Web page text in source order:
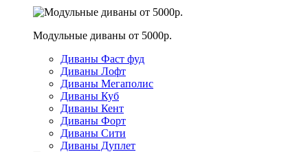
Модульные диваны от 5000р.
Диваны Фаст фуд
Диваны Лофт
Диваны Мегаполис
Диваны Куб
Диваны Кент
Диваны Форт
Диваны Сити
Диваны Дуплет